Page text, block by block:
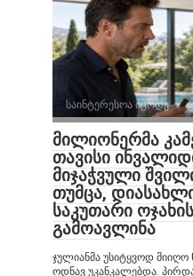
საინტერესოა იცოდე
მილიონერმა
თავისი
მიჯაჭვული
თუმცა,
საკუთარი
გამოავლინა
ჯულიანმა უსიტყვოდ მიიღო
ოდნავ უკანკალებდა.